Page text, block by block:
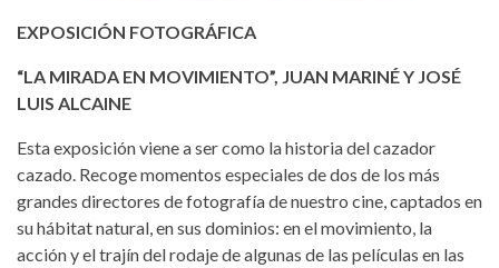
EXPOSICIÓN FOTOGRÁFICA
“LA MIRADA EN MOVIMIENTO”, JUAN MARINÉ Y JOSÉ
LUIS ALCAINE
Esta exposición viene a ser como la historia del cazador
cazado. Recoge momentos especiales de dos de los más
grandes directores de fotografía de nuestro cine, captados en
su hábitat natural, en sus dominios: en el movimiento, la
acción y el trajín del rodaje de algunas de las películas en las